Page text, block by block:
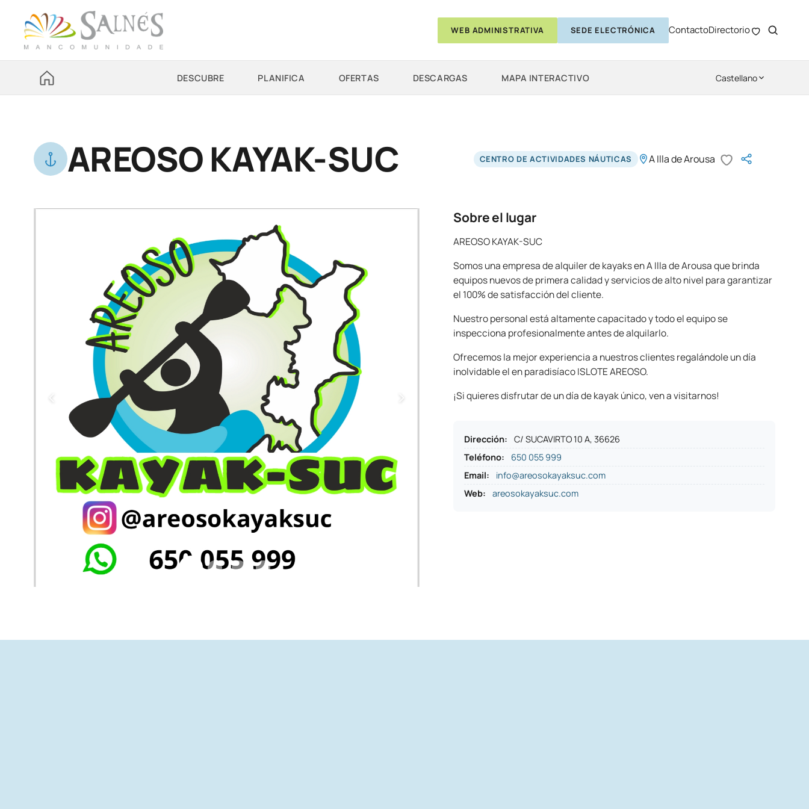
WEB ADMINISTRATIVA SEDE ELECTRÓNICA ContactoDirectorio
DESCUBRE PLANIFICA OFERTAS DESCARGAS MAPA INTERACTIVO Castellano
AREOSO KAYAK-SUC CENTRO DE ACTIVIDADES NÁUTICAS A Illa de Arousa
Sobre el lugar
AREOSO KAYAK-SUC
Somos una empresa de alquiler de kayaks en A Illa de Arousa que brinda
equipos nuevos de primera calidad y servicios de alto nivel para garantizar
el 100% de satisfacción del cliente.
Nuestro personal está altamente capacitado y todo el equipo se
inspecciona profesionalmente antes de alquilarlo.
Ofrecemos la mejor experiencia a nuestros clientes regalándole un día
inolvidable el en paradisíaco ISLOTE AREOSO.
¡Si quieres disfrutar de un día de kayak único, ven a visitarnos!
Dirección:
C/ SUCAVIRTO 10 A, 36626
Teléfono:
650 055 999
Email:
info@areosokayaksuc.com
Web:
areosokayaksuc.com